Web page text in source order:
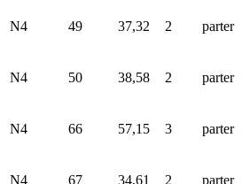
N4 49 37,32 2 parter
N4 50 38,58 2 parter
N4 66 57,15 3 parter
N4 67 34,61 2 parter